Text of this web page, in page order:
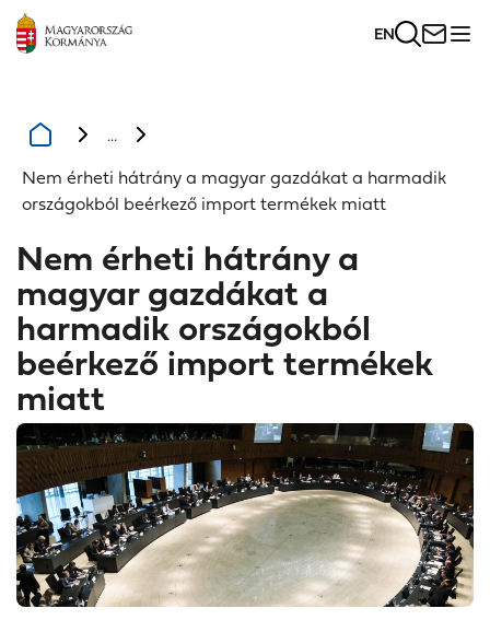
EN
...
Nem érheti hátrány a magyar gazdákat a harmadik
országokból beérkező import termékek miatt
Nem érheti hátrány a
magyar gazdákat a
harmadik országokból
beérkező import termékek
miatt